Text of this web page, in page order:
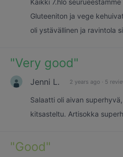
Kaikki 7.hlö
Gluteeniton ja vege
oli ystävällinen ja ravintola
"Very good"
Jenni L. 2 years ago · 5
Salaatti oli aivan
kitsasteltu. Artisokka
"Good"